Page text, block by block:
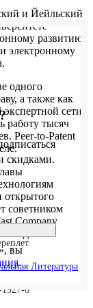
и Йейльский
развитию,
электронному
одного
а также как
сети
работу тысяч
Peer-to-Patent
открытого
советником
Company
людей
Литература
6
скидками.
вы
.